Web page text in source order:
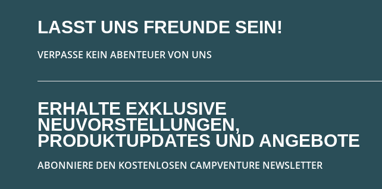
LASST UNS FREUNDE SEIN!
VERPASSE KEIN ABENTEUER VON UNS
ERHALTE EXKLUSIVE
NEUVORSTELLUNGEN,
PRODUKTUPDATES UND ANGEBOTE
ABONNIERE DEN KOSTENLOSEN CAMPVENTURE NEWSLETTER